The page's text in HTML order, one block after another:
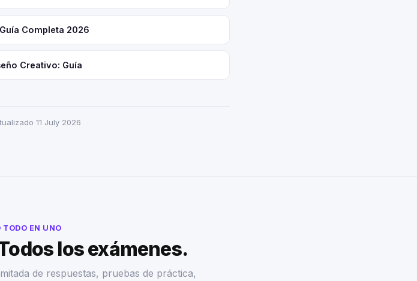
Completa 2026
Creativo: Guía
11 July 2026
TODO EN UNO
los exámenes.
de respuestas, pruebas de práctica,